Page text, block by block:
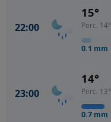
22:00
15°
Perc. 14°
0.1 mm
23:00
14°
Perc. 13°
0.7 mm